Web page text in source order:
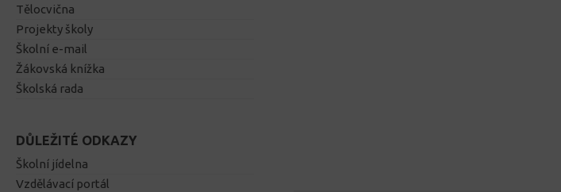
Tělocvična
Projekty školy
Školní e-mail
Žákovská knížka
Školská rada
DŮLEŽITÉ ODKAZY
Školní jídelna
Vzdělávací portál